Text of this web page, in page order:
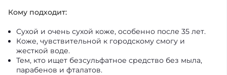
Кому подходит:
Сухой и очень сухой коже, особенно после 35 лет.
Коже, чувствительной к городскому смогу и
жесткой воде.
Тем, кто ищет безсульфатное средство без мыла,
парабенов и фталатов.